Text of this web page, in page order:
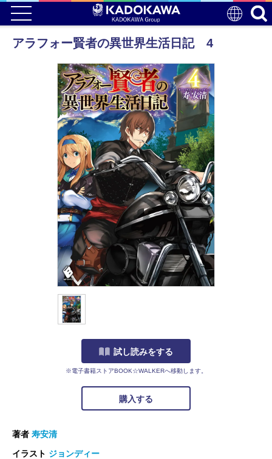
アラフォー賢者の異世界生活日記 4
試し読みをする
※電子書籍ストアBOOK☆WALKERへ移動します。
購入する
著者 寿安清
イラスト ジョンディー